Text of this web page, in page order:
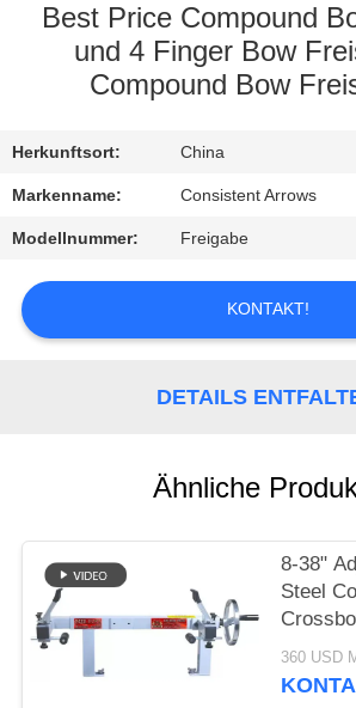
SIE
MIT
UNS
IN
VERBINDUNG
FORDERN
SITEMAP
Best Price Compound
und 4 Finger Bow
Compound Bow
Herkunftsort: China
Markenname: Consistent Arrows
Modellnummer: Freigabe
KONTAKT!
DETAILS
Ähnliche
8-38"
Steel
with
360 USD